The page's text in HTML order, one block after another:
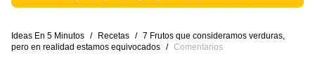
Ideas En 5 Minutos / Recetas / 7 Frutos que consideramos verduras,
pero en realidad estamos equivocados / Comentarios